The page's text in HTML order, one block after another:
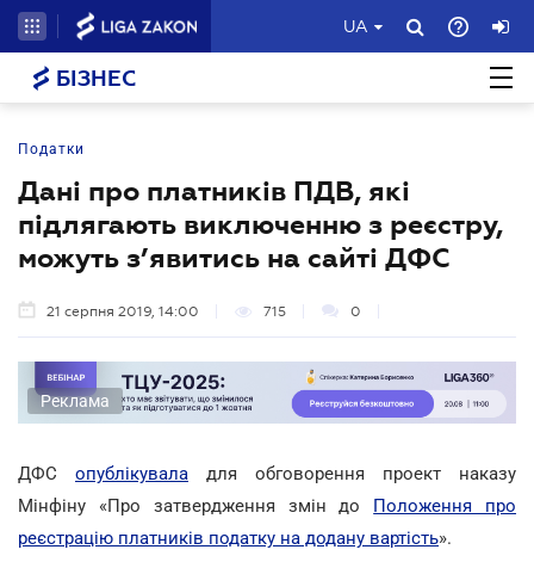
UA
БІЗНЕС
Податки
Дані про платників ПДВ, які
підлягають виключенню з реєстру,
можуть з’явитись на сайті ДФС
21 серпня 2019, 14:00 715 0
Реклама
ДФС опублікувала для обговорення проект наказу
Мінфіну «Про затвердження змін до Положення про
реєстрацію платників податку на додану вартість».